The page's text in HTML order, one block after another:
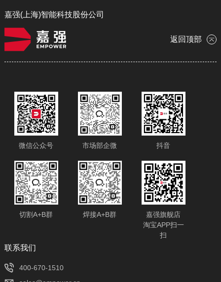
嘉强(上海)智能科技股份公司
返回顶部
微信公众号 市场部企微 抖音
切割A+B群 焊接A+B群
嘉强旗舰店
淘宝APP扫一
扫
​联系我们
400-670-1510